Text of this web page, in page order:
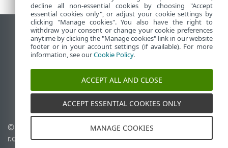
Zobrazit verzi pro počítač
End of Life
ESET Databáze znalostí
ESET Forum
ESET Status Portal
Regionální podpora
© 1992 - 2026 ESET, spol. s
r.o. - Všechna práva
Spravovat cookies
Zásady používání souborů
decline all non-essential cookies by choosing "Accept
essential cookies only", or adjust your cookie settings by
clicking "Manage cookies". You also have the right to
withdraw your consent or change your cookie preferences
anytime by clicking the "Manage cookies" link in our website
footer or in your account settings (if available). For more
information, see ourCookie Policy.
ACCEPT ALL AND CLOSE
ACCEPT ESSENTIAL COOKIES ONLY
MANAGE COOKIES